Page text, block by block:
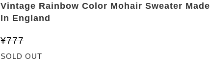
Vintage Rainbow Color Mohair Sweater Made
In England
¥777
SOLD OUT